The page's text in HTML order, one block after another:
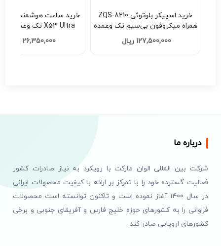
خرید اسپیکر بلوتوثی ZQS-8210
همراه میکروفون بی‌سیم تک وعمده
کد H201
127,500,000 ریال
X53 Ultra تک وعمده کد E521
26,350,000 ریال
درباره ما
شرکت بین المللی الوان مارکت با رویکرد به نیاز صادرات کشور
فعالیت گسترده خود را با تمرکز بر ارائه با کیفیت محصولات ایرانی
در سال 1400 آغاز نموده است و تاکنون توانسته است محصولات
فراوانی را به کشورهای حوزه خلیج فارس و آفریقای جنوبی و برخی
کشورهای اروپایی صادر کند.